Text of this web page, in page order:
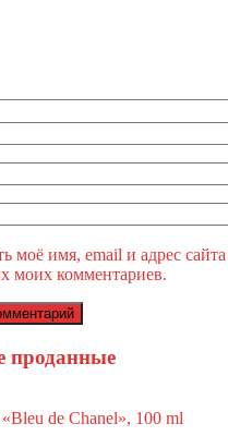
моё имя, email и адрес сайта
моих комментариев.
проданные
de Chanel», 100 ml